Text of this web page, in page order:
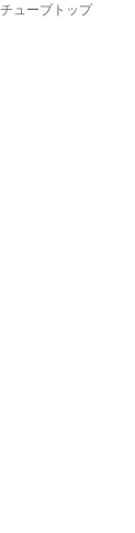
チューブトップ